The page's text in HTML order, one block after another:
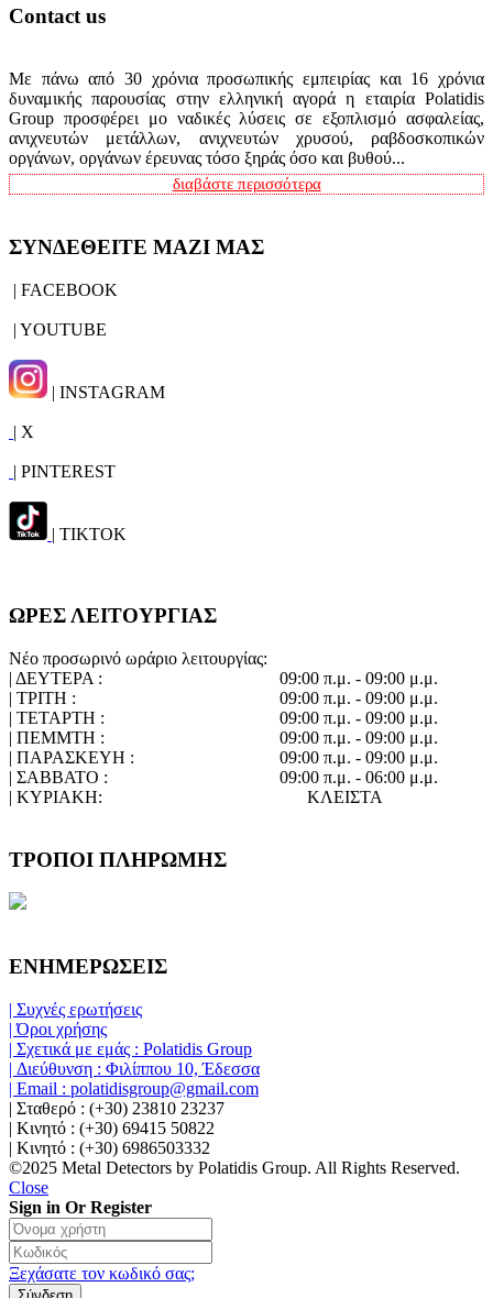
Contact us
Με πάνω από 30 χρόνια προσωπικής εμπειρίας και 16 χρόνια
δυναμικής παρουσίας στην ελληνική αγορά η εταιρία Polatidis
Group προσφέρει μο ναδικές λύσεις σε εξοπλισμό ασφαλείας,
ανιχνευτών μετάλλων, ανιχνευτών χρυσού, ραβδοσκοπικών
οργάνων, οργάνων έρευνας τόσο ξηράς όσο και βυθού...
διαβάστε περισσότερα
ΣΥΝΔΕΘΕΙΤΕ ΜΑΖΙ ΜΑΣ
| FACEBOOK
| YOUTUBE
| INSTAGRAM
| X
| PINTEREST
| TIKTOK
ΩΡΕΣ ΛΕΙΤΟΥΡΓΙΑΣ
Νέο προσωρινό ωράριο λειτουργίας:
| ΔΕΥΤΕΡΑ :
09:00 π.μ. - 09:00 μ.μ.
| ΤΡΙΤΗ :
09:00 π.μ. - 09:00 μ.μ.
| ΤΕΤΑΡΤΗ :
09:00 π.μ. - 09:00 μ.μ.
| ΠΕΜΜΤΗ :
09:00 π.μ. - 09:00 μ.μ.
| ΠΑΡΑΣΚΕΥΗ :
09:00 π.μ. - 09:00 μ.μ.
| ΣΑΒΒΑΤΟ :
09:00 π.μ. - 06:00 μ.μ.
| ΚΥΡΙΑΚΗ:
ΚΛΕΙΣΤΑ
ΤΡΟΠΟΙ ΠΛΗΡΩΜΗΣ
ΕΝΗΜΕΡΩΣΕΙΣ
| Συχνές ερωτήσεις
| Όροι χρήσης
| Σχετικά με εμάς : Polatidis Group
| Διεύθυνση : Φιλίππου 10, Έδεσσα
| Email : polatidisgroup@gmail.com
| Σταθερό : (+30) 23810 23237
| Κινητό : (+30) 69415 50822
| Κινητό : (+30) 6986503332
©2025 Metal Detectors by Polatidis Group. All Rights Reserved.
Close
Sign in Or Register
Ξεχάσατε τον κωδικό σας;